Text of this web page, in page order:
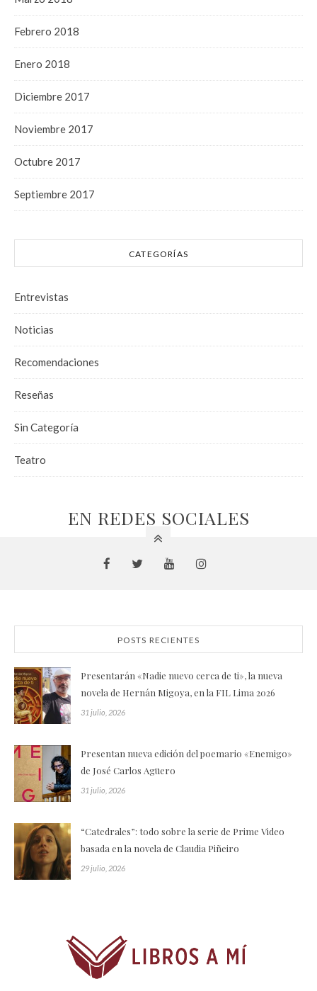
Febrero 2018
Enero 2018
Diciembre 2017
Noviembre 2017
Octubre 2017
Septiembre 2017
CATEGORÍAS
Entrevistas
Noticias
Recomendaciones
Reseñas
Sin Categoría
Teatro
EN REDES SOCIALES
POSTS RECIENTES
Presentarán «Nadie nuevo cerca de ti», la nueva
novela de Hernán Migoya, en la FIL Lima 2026
31 julio, 2026
Presentan nueva edición del poemario «Enemigo»
de José Carlos Agüero
31 julio, 2026
“Catedrales”: todo sobre la serie de Prime Video
basada en la novela de Claudia Piñeiro
29 julio, 2026